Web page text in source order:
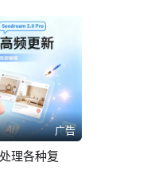
广告
理各种复